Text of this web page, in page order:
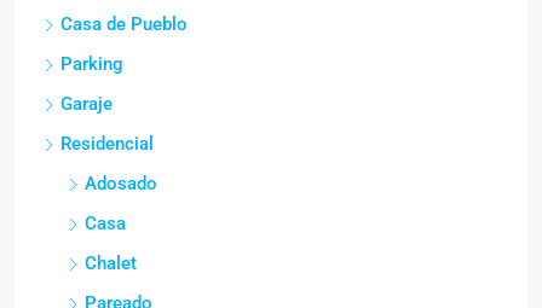
Casa de Pueblo
Parking
Garaje
Residencial
Adosado
Casa
Chalet
Pareado